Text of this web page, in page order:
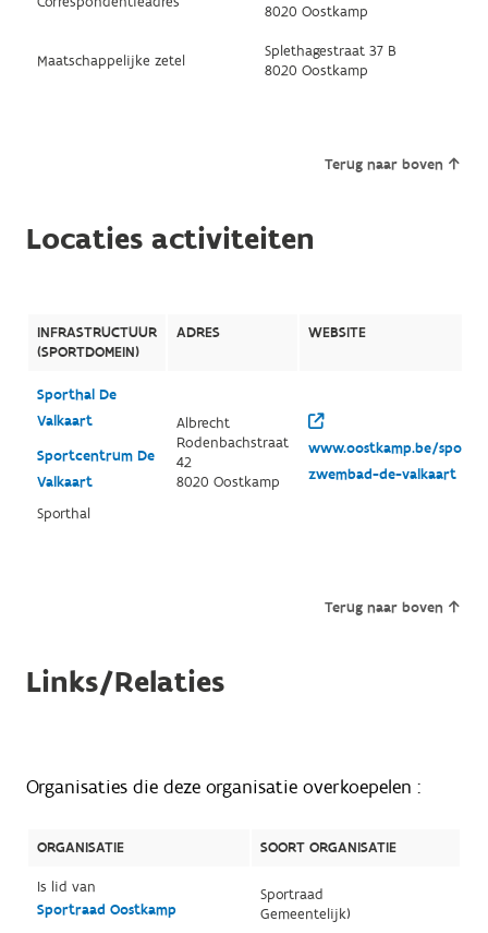
8020 Oostkamp
Maatschappelijke zetel
Splethagestraat 37 B
8020 Oostkamp
Terug naar boven
Locaties activiteiten
INFRASTRUCTUUR
(SPORTDOMEIN)
ADRES WEBSITE
Sporthal De
Valkaart
Sportcentrum De
Valkaart
Sporthal
Albrecht
Rodenbachstraat
42
8020 Oostkamp
www.oostkamp.be/
zwembad-de-valkaart
Terug naar boven
Links/Relaties
Organisaties die deze organisatie overkoepelen :
ORGANISATIE
SOORT ORGANISATIE
Is lid van
Sportraad Oostkamp
Sportraad
Gemeentelijk)